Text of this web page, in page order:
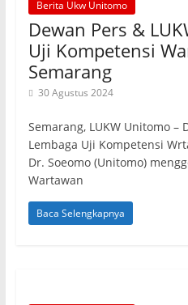
Berita Ukw Unitomo
Dewan Pers &
Uji Kompetensi
Semarang
30 Agustus 2024
Semarang, LUKW Unitomo –
Lembaga Uji Kompetensi
Dr. Soeomo (Unitomo)
Wartawan
Baca Selengkapnya